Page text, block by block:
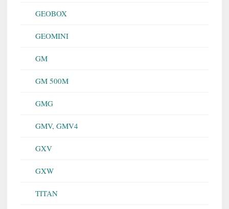
GEOBOX
GEOMINI
GM
GM 500M
GMG
GMV, GMV4
GXV
GXW
TITAN